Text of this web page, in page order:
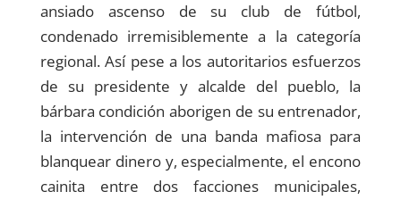
ansiado ascenso de su club de fútbol,
condenado irremisiblemente a la categoría
regional. Así pese a los autoritarios esfuerzos
de su presidente y alcalde del pueblo, la
bárbara condición aborigen de su entrenador,
la intervención de una banda mafiosa para
blanquear dinero y, especialmente, el encono
cainita entre dos facciones municipales,